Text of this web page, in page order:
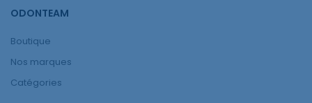
ODONTEAM
Boutique
Nos marques
Catégories